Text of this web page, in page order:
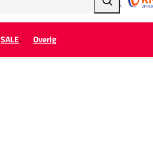
Zoeken
SALE Overig